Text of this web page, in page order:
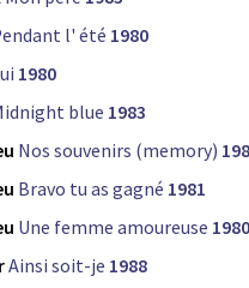
l' été 1980
1980
blue 1983
Nos souvenirs (memory)
Bravo tu as gagné 1981
Une femme amoureuse 1980
Ainsi soit-je 1988